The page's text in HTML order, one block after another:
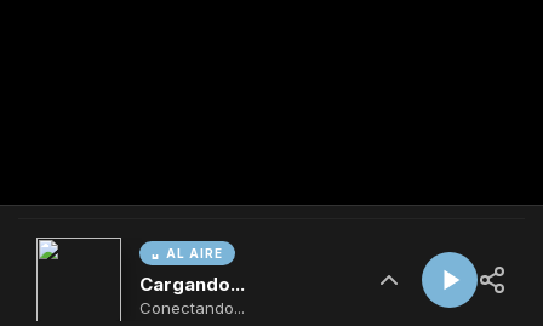
AL AIRE
Cargando...
Conectando...